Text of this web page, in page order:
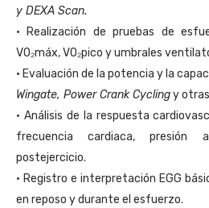
y DEXA Scan.
• Realización de pruebas de
VO₂máx, VO₂pico y umbrales
Wingate, Power Crank Cycling y
• Análisis de la respuesta
frecuencia cardiaca, presión
postejercicio.
• Registro e interpretación EGG
en reposo y durante el esfuerzo.